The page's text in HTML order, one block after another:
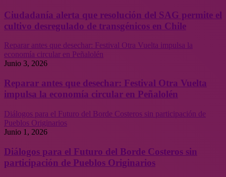
Ciudadanía alerta que resolución del SAG permite el
cultivo desregulado de transgénicos en Chile
Reparar antes que desechar: Festival Otra Vuelta impulsa la
economía circular en Peñalolén
Junio 3, 2026
Reparar antes que desechar: Festival Otra Vuelta
impulsa la economía circular en Peñalolén
Diálogos para el Futuro del Borde Costeros sin participación de
Pueblos Originarios
Junio 1, 2026
Diálogos para el Futuro del Borde Costeros sin
participación de Pueblos Originarios